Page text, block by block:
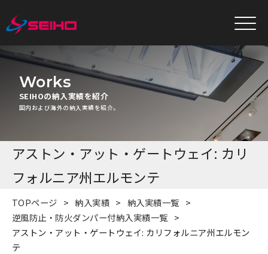
Works
SEIHOの納入実績を紹介
国内および海外の納入実績を紹介。
アストン・アット・ゲートウェイ: カリ
フォルニア州エルモンテ
TOPページ 納入実績
納入実績一覧
逆風防止・防火ダンパー付納入実績一覧
アストン・アット・ゲートウェイ: カリフォルニア州エルモン
テ